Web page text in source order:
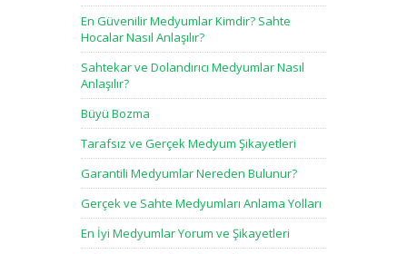
En Güvenilir Medyumlar Kimdir? Sahte
Hocalar Nasıl Anlaşılır?
Sahtekar ve Dolandırıcı Medyumlar Nasıl
Anlaşılır?
Büyü Bozma
Tarafsız ve Gerçek Medyum Şikayetleri
Garantili Medyumlar Nereden Bulunur?
Gerçek ve Sahte Medyumları Anlama Yolları
En İyi Medyumlar Yorum ve Şikayetleri